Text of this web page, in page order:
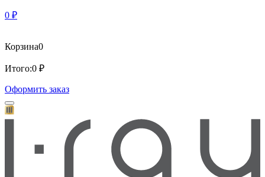
0 ₽
Корзина0
Итого:0 ₽
Оформить заказ